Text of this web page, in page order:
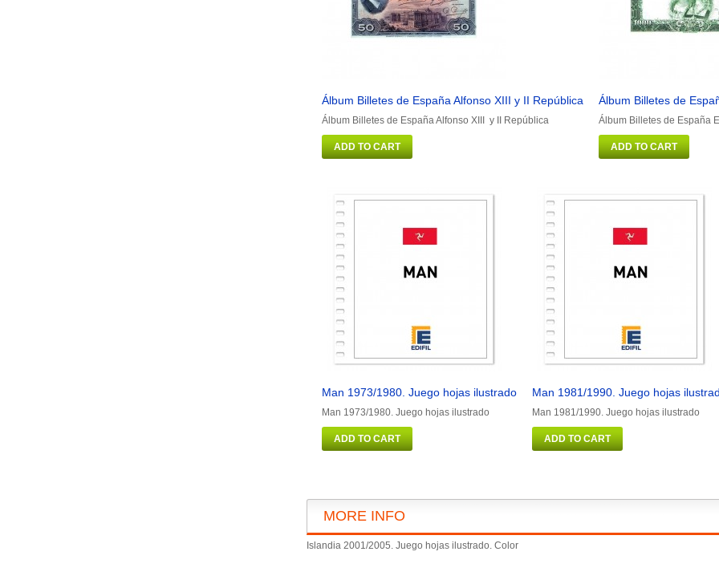
Álbum Billetes de España Alfonso XIII y II República
Álbum Billetes de España Alfonso XIII y II República
ADD TO CART
Álbum Billetes de
Álbum Billetes de España
ADD TO CART
Man 1973/1980. Juego hojas ilustrado
Man 1973/1980. Juego hojas ilustrado
ADD TO CART
Man 1981/1990. Juego hojas
Man 1981/1990. Juego hojas ilustrado
ADD TO CART
MORE INFO
Islandia 2001/2005. Juego hojas ilustrado. Color